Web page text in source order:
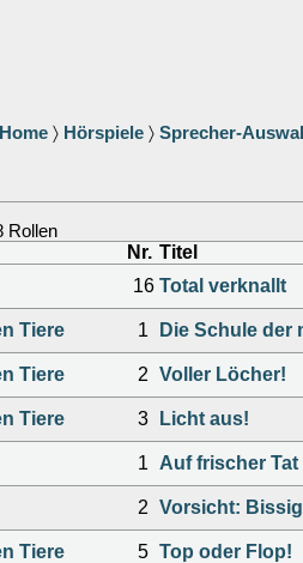
Home 〉 Hörspiele 〉 Sprecher-
Rollen
Nr. Titel
16 Total verknallt
Tiere 1 Die Schule der
Tiere 2 Voller Löcher!
Tiere 3 Licht aus!
1 Auf frischer
2 Vorsicht:
Tiere 5 Top oder Flop!